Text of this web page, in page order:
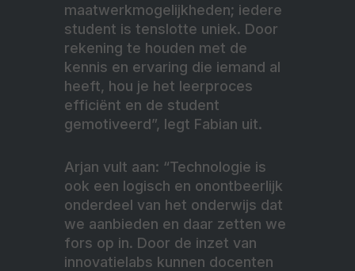
maatwerkmogelijkheden; iedere
student is tenslotte uniek. Door
rekening te houden met de
kennis en ervaring die iemand al
heeft, hou je het leerproces
efficiënt en de student
gemotiveerd”, legt Fabian uit.
Arjan vult aan: “Technologie is
ook een logisch en onontbeerlijk
onderdeel van het onderwijs dat
we aanbieden en daar zetten we
fors op in. Door de inzet van
innovatielabs kunnen docenten